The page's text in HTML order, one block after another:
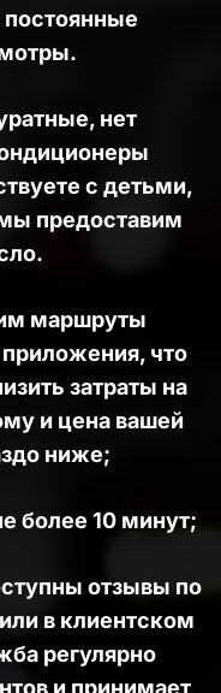
постоянные
нет
с детьми,
предоставим
маршруты
что
затраты на
и цена вашей
ниже;
более 10 минут;
отзывы по
в клиентском
регулярно
и принимает